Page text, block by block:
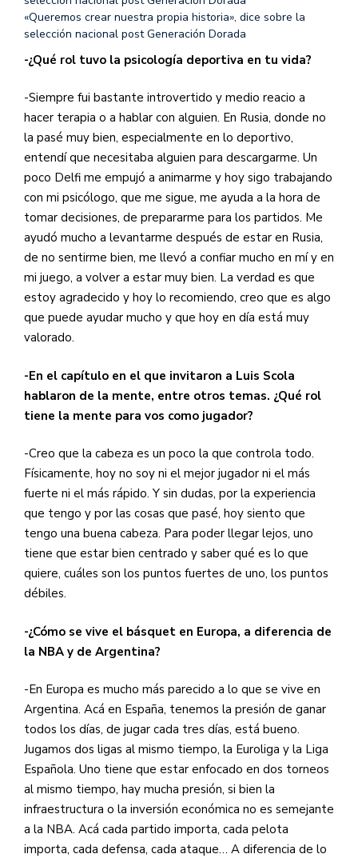
«Queremos crear nuestra propia historia», dice sobre la
selección nacional post Generación Dorada
-¿Qué rol tuvo la psicología deportiva en tu vida?
-Siempre fui bastante introvertido y medio reacio a
hacer terapia o a hablar con alguien. En Rusia, donde no
la pasé muy bien, especialmente en lo deportivo,
entendí que necesitaba alguien para descargarme. Un
poco Delfi me empujó a animarme y hoy sigo trabajando
con mi psicólogo, que me sigue, me ayuda a la hora de
tomar decisiones, de prepararme para los partidos. Me
ayudó mucho a levantarme después de estar en Rusia,
de no sentirme bien, me llevó a confiar mucho en mí y en
mi juego, a volver a estar muy bien. La verdad es que
estoy agradecido y hoy lo recomiendo, creo que es algo
que puede ayudar mucho y que hoy en día está muy
valorado.
-En el capítulo en el que invitaron a Luis Scola
hablaron de la mente, entre otros temas. ¿Qué rol
tiene la mente para vos como jugador?
-Creo que la cabeza es un poco la que controla todo.
Físicamente, hoy no soy ni el mejor jugador ni el más
fuerte ni el más rápido. Y sin dudas, por la experiencia
que tengo y por las cosas que pasé, hoy siento que
tengo una buena cabeza. Para poder llegar lejos, uno
tiene que estar bien centrado y saber qué es lo que
quiere, cuáles son los puntos fuertes de uno, los puntos
débiles.
-¿Cómo se vive el básquet en Europa, a diferencia de
la NBA y de Argentina?
-En Europa es mucho más parecido a lo que se vive en
Argentina. Acá en España, tenemos la presión de ganar
todos los días, de jugar cada tres días, está bueno.
Jugamos dos ligas al mismo tiempo, la Euroliga y la Liga
Española. Uno tiene que estar enfocado en dos torneos
al mismo tiempo, hay mucha presión, si bien la
infraestructura o la inversión económica no es semejante
a la NBA. Acá cada partido importa, cada pelota
importa, cada defensa, cada ataque… A diferencia de lo